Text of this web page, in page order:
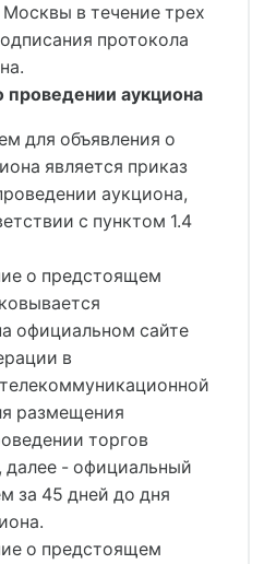
в течение трех
протокола
проведении аукциона
для объявления о
является приказ
аукциона,
с пунктом 1.4
о предстоящем
официальном сайте
в
размещения
торгов
далее - официальный
за 45 дней до дня
о предстоящем